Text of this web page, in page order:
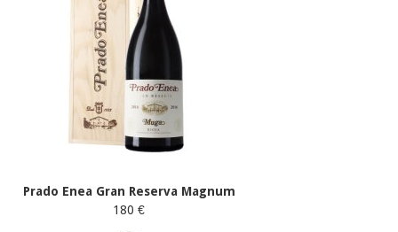
Prado Enea Gran Reserva Magnum
180 €